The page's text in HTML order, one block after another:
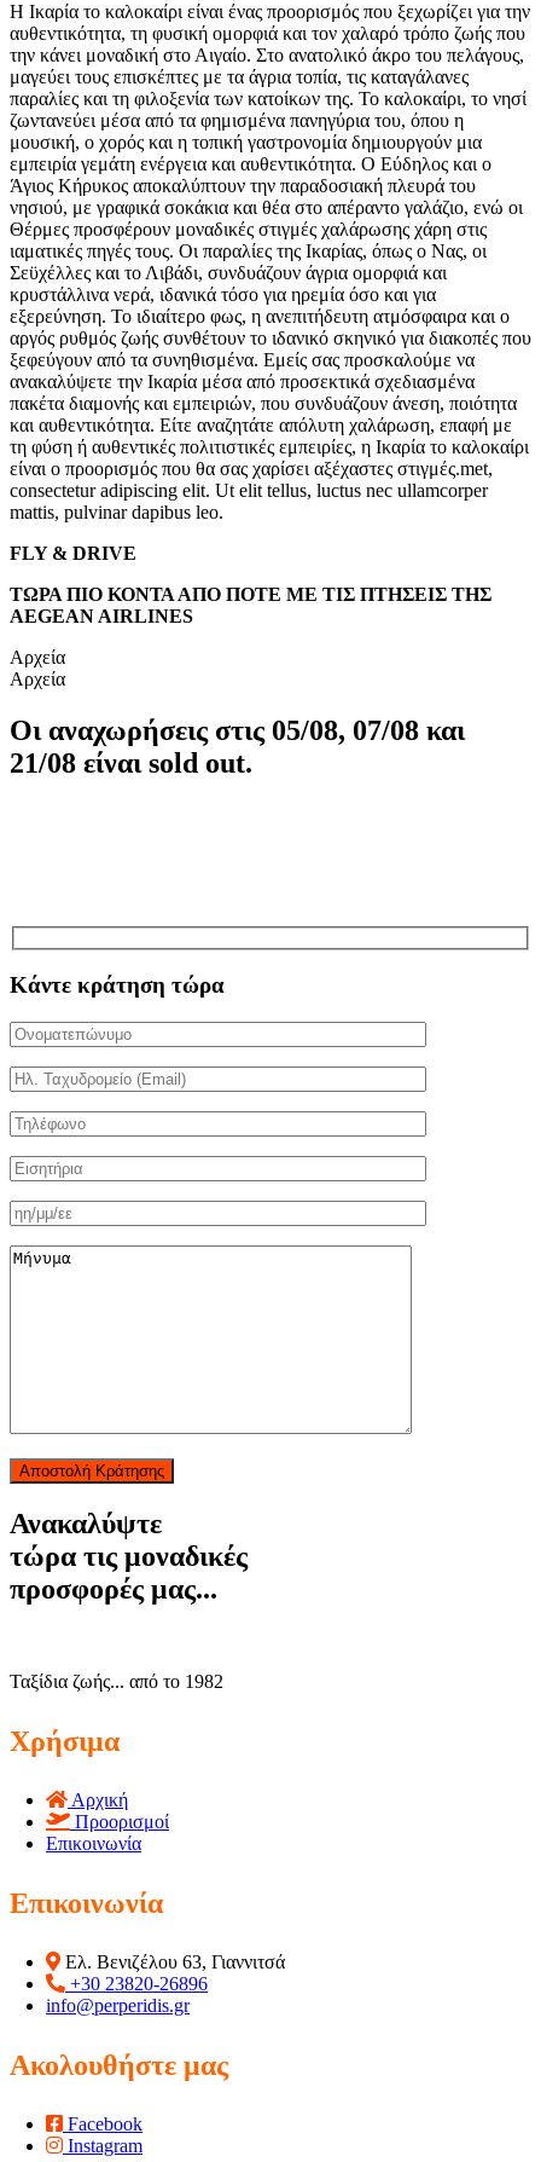
Η Ικαρία το καλοκαίρι είναι ένας προορισμός που ξεχωρίζει για την
αυθεντικότητα, τη φυσική ομορφιά και τον χαλαρό τρόπο ζωής που
την κάνει μοναδική στο Αιγαίο. Στο ανατολικό άκρο του πελάγους,
μαγεύει τους επισκέπτες με τα άγρια τοπία, τις καταγάλανες
παραλίες και τη φιλοξενία των κατοίκων της. Το καλοκαίρι, το νησί
ζωντανεύει μέσα από τα φημισμένα πανηγύρια του, όπου η
μουσική, ο χορός και η τοπική γαστρονομία δημιουργούν μια
εμπειρία γεμάτη ενέργεια και αυθεντικότητα. Ο Εύδηλος και ο
Άγιος Κήρυκος αποκαλύπτουν την παραδοσιακή πλευρά του
νησιού, με γραφικά σοκάκια και θέα στο απέραντο γαλάζιο, ενώ οι
Θέρμες προσφέρουν μοναδικές στιγμές χαλάρωσης χάρη στις
ιαματικές πηγές τους. Οι παραλίες της Ικαρίας, όπως ο Νας, οι
Σεϋχέλλες και το Λιβάδι, συνδυάζουν άγρια ομορφιά και
κρυστάλλινα νερά, ιδανικά τόσο για ηρεμία όσο και για
εξερεύνηση. Το ιδιαίτερο φως, η ανεπιτήδευτη ατμόσφαιρα και ο
αργός ρυθμός ζωής συνθέτουν το ιδανικό σκηνικό για διακοπές που
ξεφεύγουν από τα συνηθισμένα. Εμείς σας προσκαλούμε να
ανακαλύψετε την Ικαρία μέσα από προσεκτικά σχεδιασμένα
πακέτα διαμονής και εμπειριών, που συνδυάζουν άνεση, ποιότητα
και αυθεντικότητα. Είτε αναζητάτε απόλυτη χαλάρωση, επαφή με
τη φύση ή αυθεντικές πολιτιστικές εμπειρίες, η Ικαρία το καλοκαίρι
είναι ο προορισμός που θα σας χαρίσει αξέχαστες στιγμές.met,
consectetur adipiscing elit. Ut elit tellus, luctus nec ullamcorper
mattis, pulvinar dapibus leo.
FLY & DRIVE
ΤΩΡΑ ΠΙΟ ΚΟΝΤΑ ΑΠΟ ΠΟΤΕ ΜΕ ΤΙΣ ΠΤΗΣΕΙΣ ΤΗΣ
AEGEAN AIRLINES
Αρχεία
Αρχεία
Οι αναχωρήσεις στις 05/08, 07/08 και
21/08 είναι sold out.
Κάντε κράτηση τώρα
Αποστολή Κράτησης
Ανακαλύψτε
τώρα τις μοναδικές
προσφορές μας...
Ταξίδια ζωής... από το 1982
Χρήσιμα
Αρχική
Προορισμοί
Επικοινωνία
Επικοινωνία
Ελ. Βενιζέλου 63, Γιαννιτσά
+30 23820-26896
info@perperidis.gr
Ακολουθήστε μας
Facebook
Instagram